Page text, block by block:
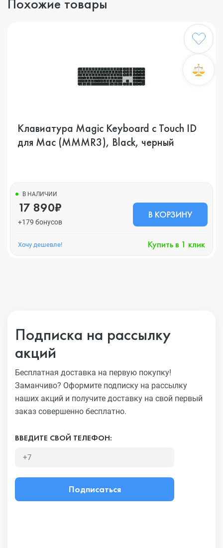
Похожие товары
Клавиатура Magic Keyboard с Touch ID
для Mac (MMMR3), Black, черный
В НАЛИЧИИ
17 890₽
+179 бонусов
В КОРЗИНУ
Хочу дешевле! Купить в 1 клик
Подписка на рассылку
акций
Бесплатная доставка на первую покупку!
Заманчиво? Оформите подписку на рассылку
наших акций и получите доставку на свой первый
заказ совершенно бесплатно.
ВВЕДИТЕ СВОЙ ТЕЛЕФОН:
Подписаться